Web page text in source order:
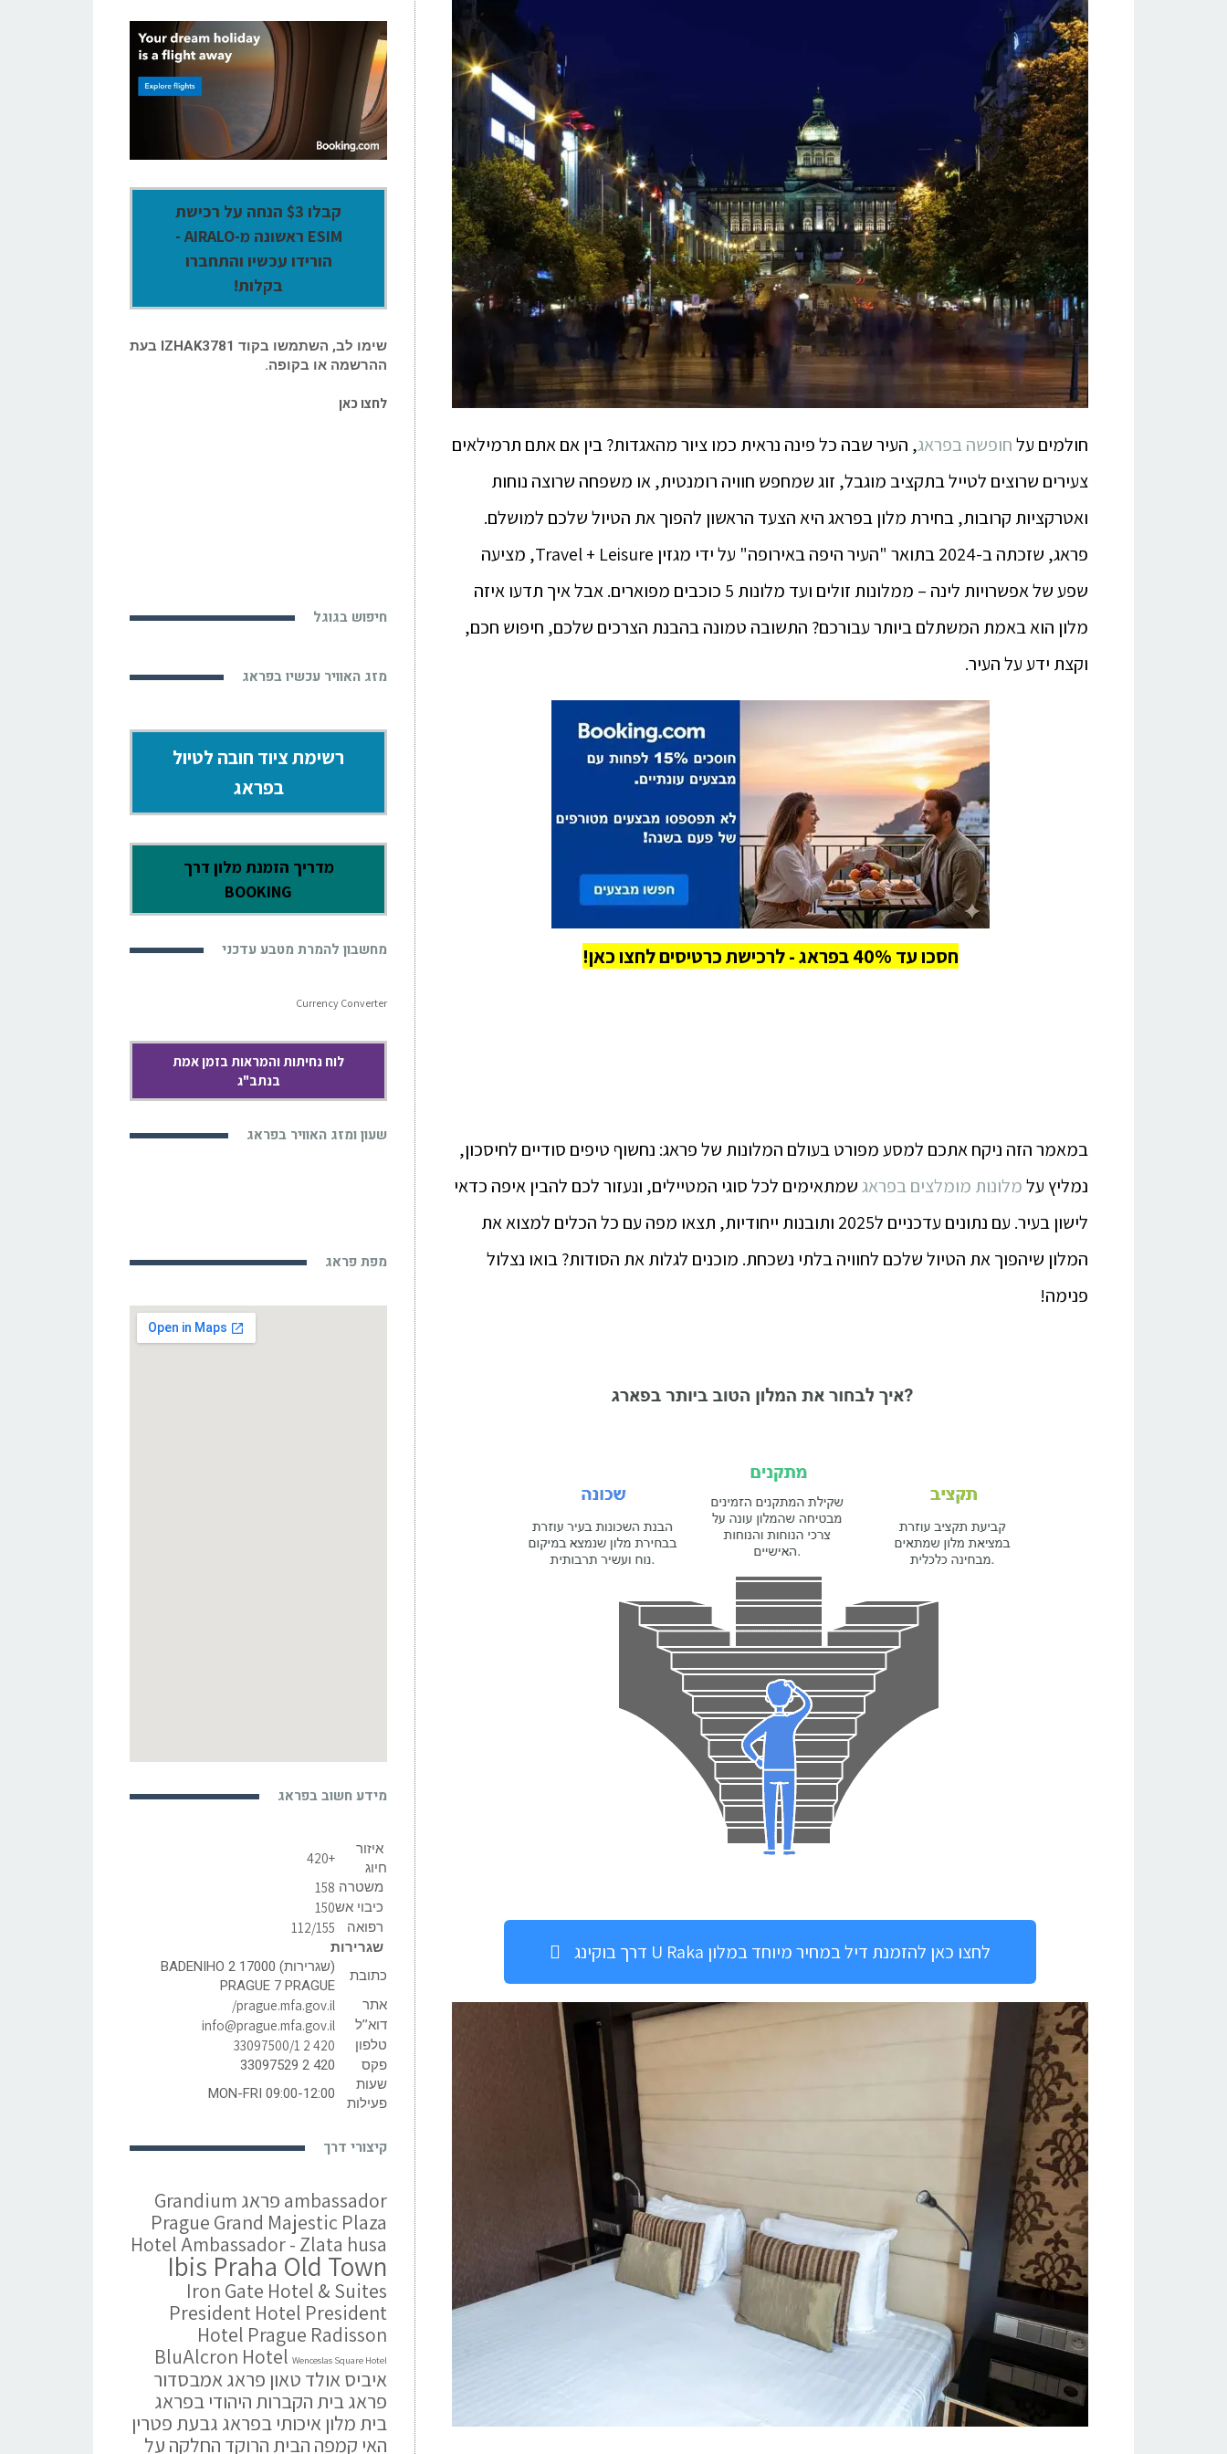
חולמים עלחופשה בפראג, העיר שבה כל פינה נראית כמו ציור מהאגדות? בין אם אתם תרמילאים
צעירים שרוצים לטייל בתקציב מוגבל, זוג שמחפש חוויה רומנטית, או משפחה שרוצה נוחות
ואטרקציות קרובות, בחירת מלון בפראג היא הצעד הראשון להפוך את הטיול שלכם למושלם.
פראג, שזכתה ב-2024 בתואר "העיר היפה באירופה" על ידי מגזין Travel + Leisure, מציעה
שפע של אפשרויות לינה – ממלונות זולים ועד מלונות 5 כוכבים מפוארים. אבל איך תדעו איזה
מלון הוא באמת המשתלם ביותר עבורכם? התשובה טמונה בהבנת הצרכים שלכם, חיפוש חכם,
וקצת ידע על העיר.
חסכו עד 40% בפראג - לרכישת כרטיסים לחצו כאן!
במאמר הזה ניקח אתכם למסע מפורט בעולם המלונות של פראג: נחשוף טיפים סודיים לחיסכון,
נמליץ עלמלונות מומלצים בפראגשמתאימים לכל סוגי המטיילים, ונעזור לכם להבין איפה כדאי
לישון בעיר. עם נתונים עדכניים ל2025 ותובנות ייחודיות, תצאו מפה עם כל הכלים למצוא את
המלון שיהפוך את הטיול שלכם לחוויה בלתי נשכחת. מוכנים לגלות את הסודות? בואו נצלול
פנימה!
לחצו כאן להזמנת דיל במחיר מיוחד במלון U Raka דרך בוקינג
קבלו $3 הנחה על רכישת
ESIM ראשונה מ-AIRALO -
הורידו עכשיו והתחברו
בקלות!
שימו לב, השתמשו בקוד IZHAK3781 בעת
ההרשמה או בקופה.
לחצו כאן
חיפוש בגוגל
מזג האוויר עכשיו בפראג
רשימת ציוד חובה לטיול
בפראג
מדריך הזמנת מלון דרך
BOOKING
מחשבון להמרת מטבע עדכני
Currency Converter
לוח נחיתות והמראות בזמן אמת
בנתב"ג
שעון ומזג האוויר בפראג
מפת פראג
מידע חשוב בפראג
איזור
חיוג
+420
משטרה 158
כיבוי אש150
רפואה 112/155
שגרירות
כתובת
(שגרירות) BADENIHO 2 17000
PRAGUE 7 PRAGUE
אתר
prague.mfa.gov.il/
דוא’’ל info@prague.mfa.gov.il
טלפון 420 2 33097500/1
פקס
420 2 33097529
שעות
פעילות
MON-FRI 09:00-12:00
קיצורי דרך
ambassador פראג
Grandium
Prague Grand Majestic Plaza
Hotel Ambassador - Zlata husa
Ibis Praha Old Town
Iron Gate Hotel & Suites
President Hotel President
Hotel Prague Radisson
BluAlcron Hotel Wenceslas Square Hotel
איביס אולד טאון פראגאמבסדור
פראגבית הקברות היהודי בפראג
בית מלון איכותי בפראג גבעת פטרין
האי קמפה הבית הרוקד החלקה על